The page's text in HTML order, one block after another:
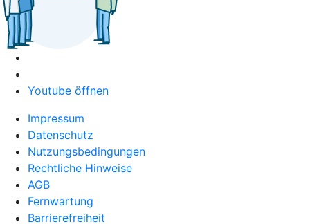
Youtube öffnen
Impressum
Datenschutz
Nutzungsbedingungen
Rechtliche Hinweise
AGB
Fernwartung
Barrierefreiheit